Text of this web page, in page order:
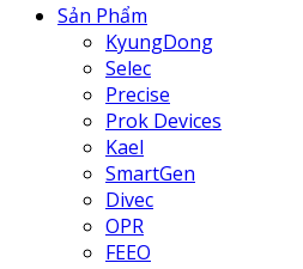
Sản Phẩm
KyungDong
Selec
Precise
Prok Devices
Kael
SmartGen
Divec
OPR
FEEO